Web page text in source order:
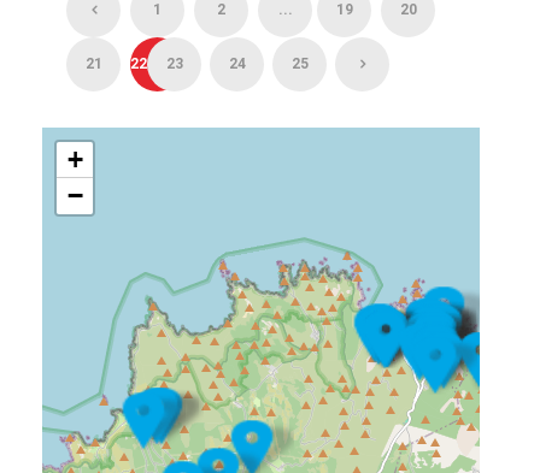
1 2 ... 19 20
21 22 23 24 25
+
−